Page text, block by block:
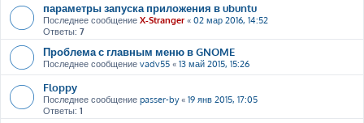
параметры запуска приложения в ubuntu
Последнее сообщение X-Stranger« 02 мар 2016, 14:52
Ответы: 7
Проблема с главным меню в GNOME
Последнее сообщение vadv55 « 13 май 2015, 15:26
Floppy
Последнее сообщение passer-by« 19 янв 2015, 17:05
Ответы: 1